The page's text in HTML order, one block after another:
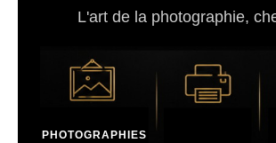
L'art de la photographie,
PHOTOGRAPHIES